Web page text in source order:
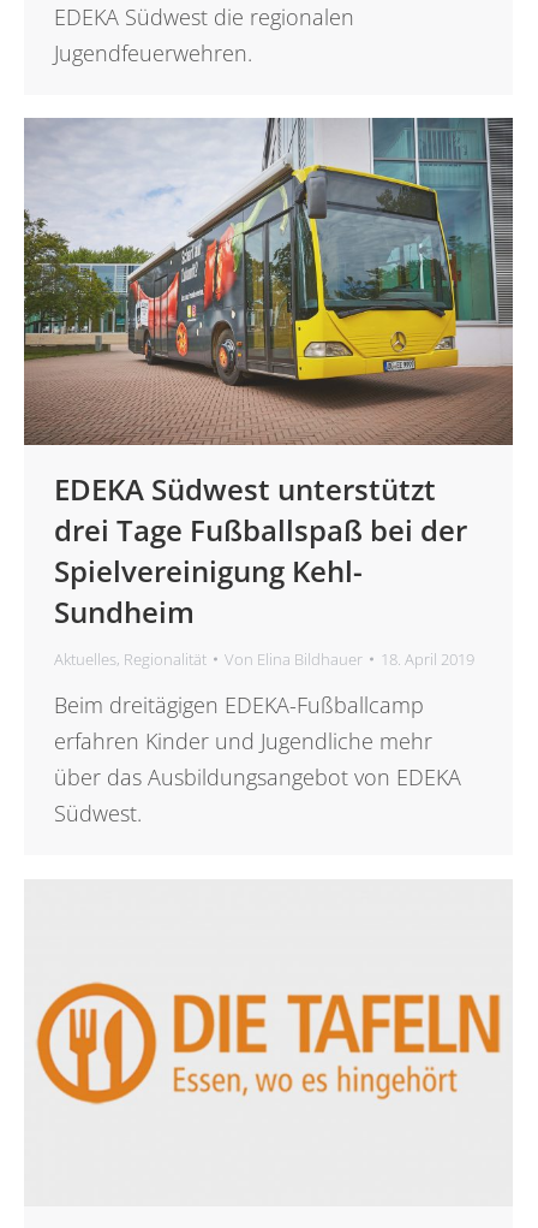
EDEKA Südwest die regionalen
Jugendfeuerwehren.
EDEKA Südwest unterstützt
drei Tage Fußballspaß bei der
Spielvereinigung Kehl-
Sundheim
Aktuelles, Regionalität Von Elina Bildhauer 18. April 2019
Beim dreitägigen EDEKA-Fußballcamp
erfahren Kinder und Jugendliche mehr
über das Ausbildungsangebot von EDEKA
Südwest.